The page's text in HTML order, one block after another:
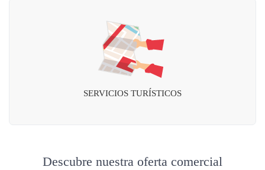
SERVICIOS TURÍSTICOS
Descubre nuestra oferta comercial